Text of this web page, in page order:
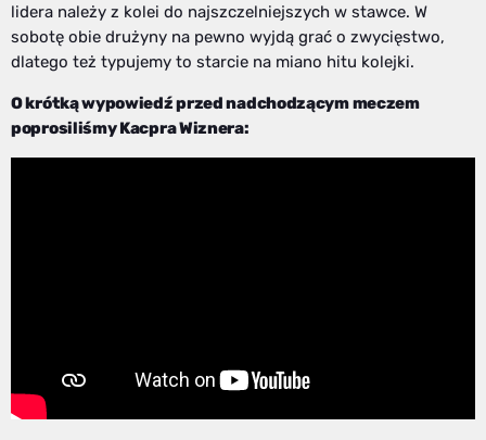
lidera należy z kolei do najszczelniejszych w stawce. W
sobotę obie drużyny na pewno wyjdą grać o zwycięstwo,
dlatego też typujemy to starcie na miano hitu kolejki.
O krótką wypowiedź przed nadchodzącym meczem
poprosiliśmy Kacpra Wiznera: